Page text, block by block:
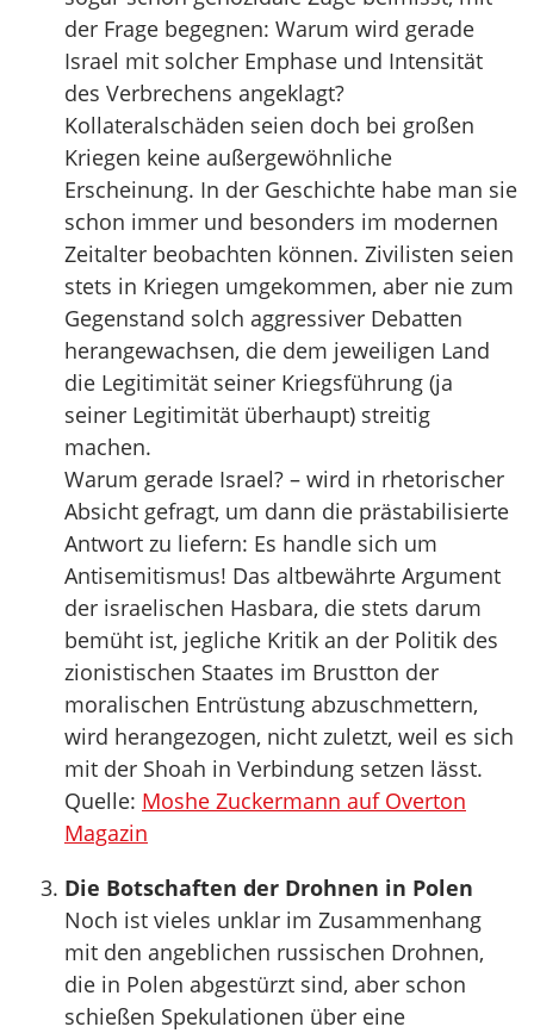
der Frage begegnen: Warum wird gerade
Israel mit solcher Emphase und Intensität
des Verbrechens angeklagt?
Kollateralschäden seien doch bei großen
Kriegen keine außergewöhnliche
Erscheinung. In der Geschichte habe man sie
schon immer und besonders im modernen
Zeitalter beobachten können. Zivilisten seien
stets in Kriegen umgekommen, aber nie zum
Gegenstand solch aggressiver Debatten
herangewachsen, die dem jeweiligen Land
die Legitimität seiner Kriegsführung (ja
seiner Legitimität überhaupt) streitig
machen.
Warum gerade Israel? – wird in rhetorischer
Absicht gefragt, um dann die prästabilisierte
Antwort zu liefern: Es handle sich um
Antisemitismus! Das altbewährte Argument
der israelischen Hasbara, die stets darum
bemüht ist, jegliche Kritik an der Politik des
zionistischen Staates im Brustton der
moralischen Entrüstung abzuschmettern,
wird herangezogen, nicht zuletzt, weil es sich
mit der Shoah in Verbindung setzen lässt.
Quelle: Moshe Zuckermann auf Overton
Magazin
Die Botschaften der Drohnen in Polen
Noch ist vieles unklar im Zusammenhang
mit den angeblichen russischen Drohnen,
die in Polen abgestürzt sind, aber schon
schießen Spekulationen über eine